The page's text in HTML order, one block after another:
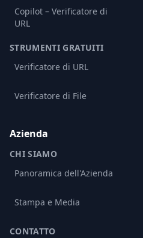
Copilot – Verificatore di
URL
STRUMENTI GRATUITI
Verificatore di URL
Verificatore di File
Azienda
CHI SIAMO
Panoramica dell'Azienda
Stampa e Media
CONTATTO